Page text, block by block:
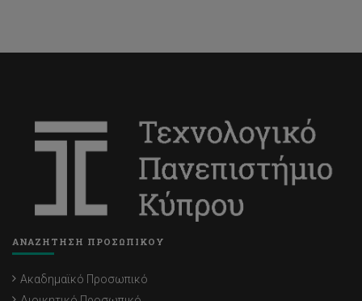
ΑΝΑΖΗΤΗΣΗ ΠΡΟΣΩΠΙΚΟΥ
Ακαδημαϊκό Προσωπικό